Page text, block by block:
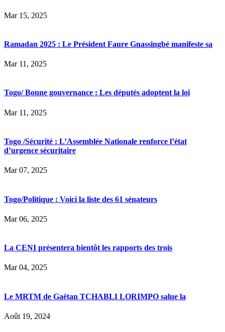
Mar 15, 2025
Ramadan 2025 : Le Président Faure Gnassingbé manifeste sa
Mar 11, 2025
Togo/ Bonne gouvernance : Les députés adoptent la loi
Mar 11, 2025
Togo /Sécurité : L’Assemblée Nationale renforce l’état
d’urgence sécuritaire
Mar 07, 2025
Togo/Politique : Voici la liste des 61 sénateurs
Mar 06, 2025
La CENI présentera bientôt les rapports des trois
Mar 04, 2025
Le MRTM de Gaëtan TCHABLI LORIMPO salue la
Août 19, 2024